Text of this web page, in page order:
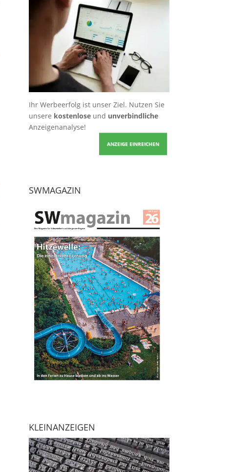
Ihr Werbeerfolg ist unser Ziel. Nutzen Sie
unsere kostenloseund unverbindliche
Anzeigenanalyse!
ANZEIGE EINREICHEN
SWMAGAZIN
KLEINANZEIGEN